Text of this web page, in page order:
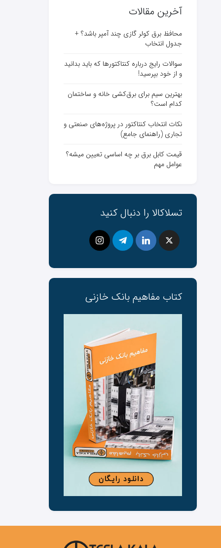
آخرین مقالات
محافظ برق کولر گازی چند آمپر باشد؟ +
جدول انتخاب
سوالات رایج درباره کنتاکتورها که باید بدانید
و از خود بپرسید!
بهترین سیم برای برق‌کشی خانه و ساختمان
کدام است؟
نکات انتخاب کنتاکتور در پروژه‌های صنعتی و
تجاری (راهنمای جامع)
قیمت کابل برق بر چه اساسی تعیین میشه؟
عوامل مهم
تسلاکالا را دنبال کنید
کتاب مفاهیم بانک ‌خازنی